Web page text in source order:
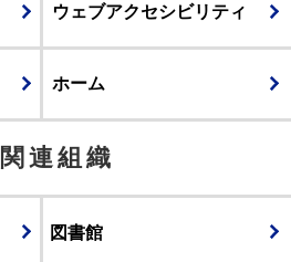
ウェブアクセシビリティ
ホーム
連組織
図書館